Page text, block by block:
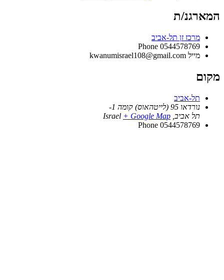
המארגנ/ת
מרכז זן תל-אביב
Phone 0544578769
מייל kwanumisrael108@gmail.com
מקום
תל-אביב
נורדאו 95 (לייטהאוס) קומה 1-
תל אביב
Israel + Google Map
Phone 0544578769